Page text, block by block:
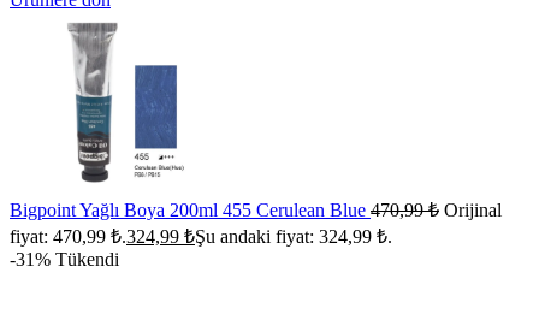
Bigpoint Yağlı Boya 200ml 455 Cerulean Blue 470,99₺ Orijinal
fiyat: 470,99 ₺.324,99 ₺Şu andaki fiyat: 324,99 ₺.
-31% Tükendi